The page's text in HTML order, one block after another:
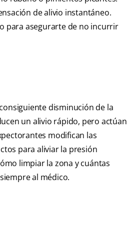
de alivio instantáneo.
para asegurarte de no incurrir
disminución de la
un alivio rápido, pero actúan
modifican las
para aliviar la presión
limpiar la zona y cuántas
al médico.